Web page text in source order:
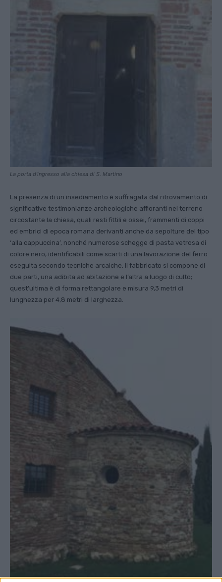
La porta d’ingresso alla chiesa di S. Martino
La presenza di un insediamento è suffragata dal ritrovamento di
significative testimonianze archeologiche affioranti nel terreno
circostante la chiesa, quali resti fittili e ossei, frammenti di coppi
ed embrici di epoca romana derivanti anche da sepolture del tipo
‘alla cappuccina’, nonché numerose schegge di pasta vetrosa di
colore nero, identificabili come scarti di una lavorazione del ferro
eseguita secondo tecniche arcaiche. Il fabbricato si compone di
due parti, una adibita ad abitazione e l’altra a luogo di culto;
quest’ultima è di forma rettangolare e misura 9,3 metri di
lunghezza per 4,8 metri di larghezza.